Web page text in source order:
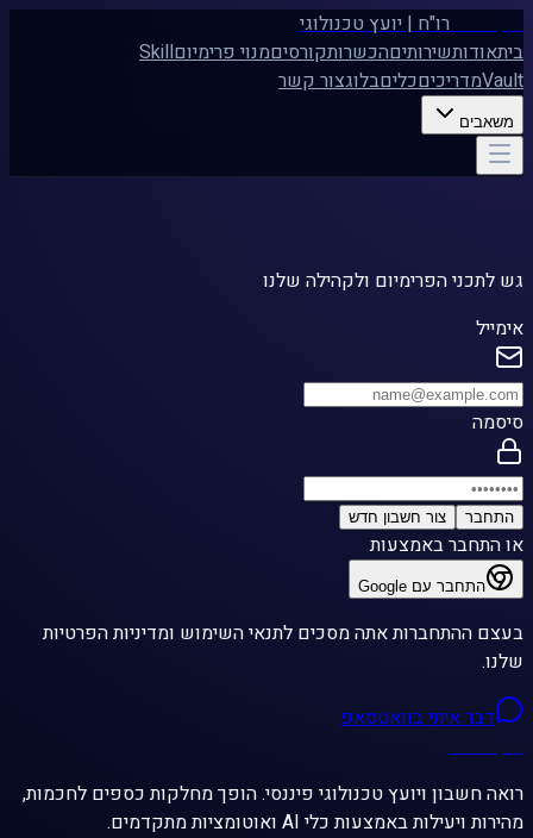
רונן עמוסרו"ח | יועץ טכנולוגי
ביתאודותשירותיםהכשרותקורסיםמנוי פרימיוםSkill
Vaultמדריכיםכליםבלוגצור קשר
משאבים
גש לתכני הפרימיום ולקהילה שלנו
אימייל
סיסמה
התחבר צור חשבון חדש
או התחבר באמצעות
התחבר עם Google
בעצם ההתחברות אתה מסכים לתנאי השימוש ומדיניות הפרטיות
שלנו.
דבר איתי בוואטסאפ
רונן עמוס
רואה חשבון ויועץ טכנולוגי פיננסי. הופך מחלקות כספים לחכמות,
מהירות ויעילות באמצעות כלי AI ואוטומציות מתקדמים.